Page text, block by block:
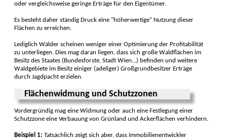
oder vergleichsweise geringe Erträge für den Eigentümer.
Es besteht daher ständig Druck eine "höherwertige" Nutzung dieser
Flächen zu erreichen.
Lediglich Wälder scheinen weniger einer Optimierung der Profitabilität
zu unterliegen. Dies mag daran liegen, dass sich große Waldflächen im
Besitz des Staates (Bundesforste, Stadt Wien...) befinden und weitere
Waldgebiete im Besitz einiger (adeliger) Großgrundbesitzer Erträge
durch Jagdpacht erzielen.
Flächenwidmung und Schutzzonen
Vordergründig mag eine Widmung oder auch eine Festlegung einer
Schutzzone eine Verbauung von Grünland und Ackerflächen verhindern.
Beispiel 1: Tatsächlich zeigt sich aber, dass Immobilienentwickler